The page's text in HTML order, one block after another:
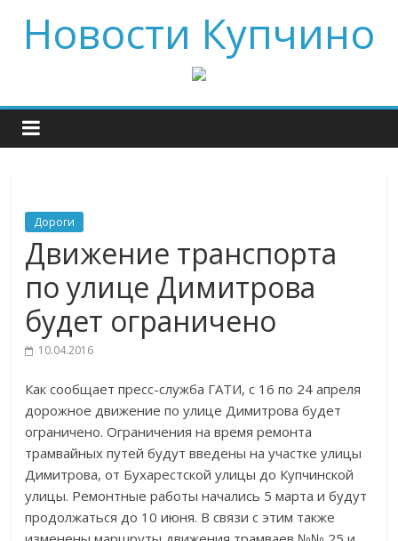
Новости Купчино
Дороги
Движение транспорта
по улице Димитрова
будет ограничено
10.04.2016
Как сообщает пресс-служба ГАТИ, с 16 по 24 апреля
дорожное движение по улице Димитрова будет
ограничено. Ограничения на время ремонта
трамвайных путей будут введены на участке улицы
Димитрова, от Бухарестской улицы до Купчинской
улицы. Ремонтные работы начались 5 марта и будут
продолжаться до 10 июня. В связи с этим также